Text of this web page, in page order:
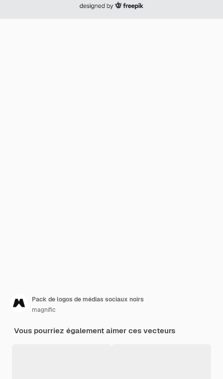
Pack de logos de médias sociaux noirs
magnific
Vous pourriez également aimer ces vecteurs